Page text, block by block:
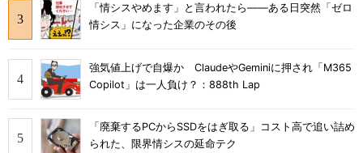
「情シスやめます」と言われたら――ある日突然「ゼロ
情シス」になった企業のその後
強気値上げで自爆か ClaudeやGeminiに押され「M365
Copilot」は一人負け？：888th Lap
「廃棄するPCからSSDをはぎ取る」コスト高で追い詰め
られた、限界情シスの延命テク